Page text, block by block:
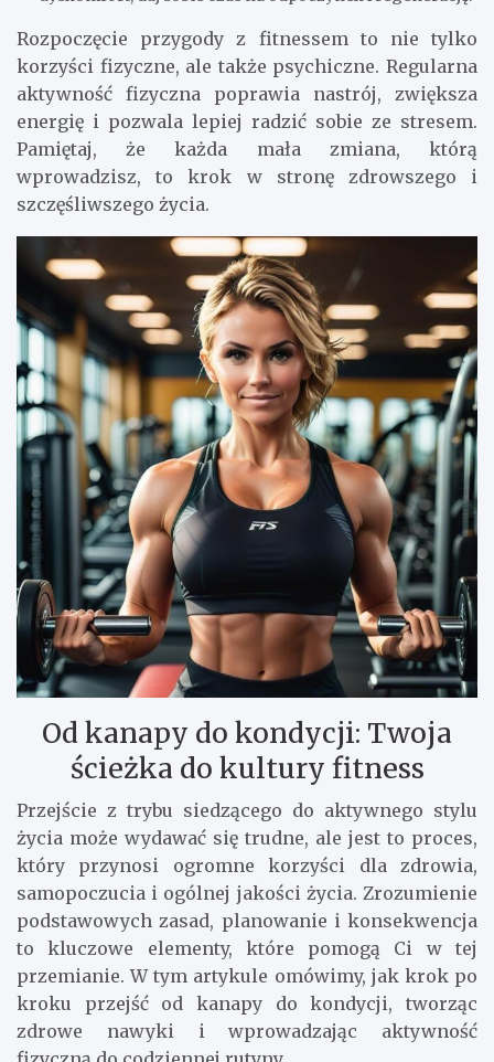
Rozpoczęcie przygody z fitnessem to nie tylko
korzyści fizyczne, ale także psychiczne. Regularna
aktywność fizyczna poprawia nastrój, zwiększa
energię i pozwala lepiej radzić sobie ze stresem.
Pamiętaj, że każda mała zmiana, którą
wprowadzisz, to krok w stronę zdrowszego i
szczęśliwszego życia.
Od kanapy do kondycji: Twoja
ścieżka do kultury fitness
Przejście z trybu siedzącego do aktywnego stylu
życia może wydawać się trudne, ale jest to proces,
który przynosi ogromne korzyści dla zdrowia,
samopoczucia i ogólnej jakości życia. Zrozumienie
podstawowych zasad, planowanie i konsekwencja
to kluczowe elementy, które pomogą Ci w tej
przemianie. W tym artykule omówimy, jak krok po
kroku przejść od kanapy do kondycji, tworząc
zdrowe nawyki i wprowadzając aktywność